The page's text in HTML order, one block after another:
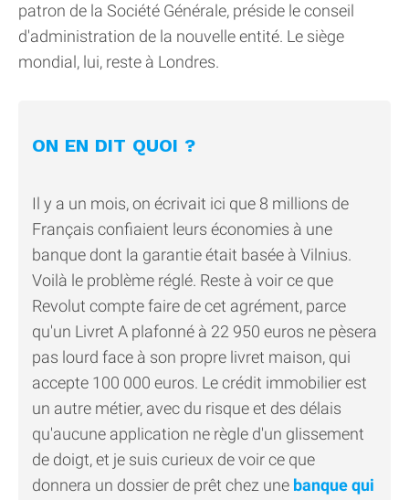
patron de la Société Générale, préside le conseil
d'administration de la nouvelle entité. Le siège
mondial, lui, reste à Londres.
ON EN DIT QUOI ?
Il y a un mois, on écrivait ici que 8 millions de
Français confiaient leurs économies à une
banque dont la garantie était basée à Vilnius.
Voilà le problème réglé. Reste à voir ce que
Revolut compte faire de cet agrément, parce
qu'un Livret A plafonné à 22 950 euros ne pèsera
pas lourd face à son propre livret maison, qui
accepte 100 000 euros. Le crédit immobilier est
un autre métier, avec du risque et des délais
qu'aucune application ne règle d'un glissement
de doigt, et je suis curieux de voir ce que
donnera un dossier de prêt chez une banque qui